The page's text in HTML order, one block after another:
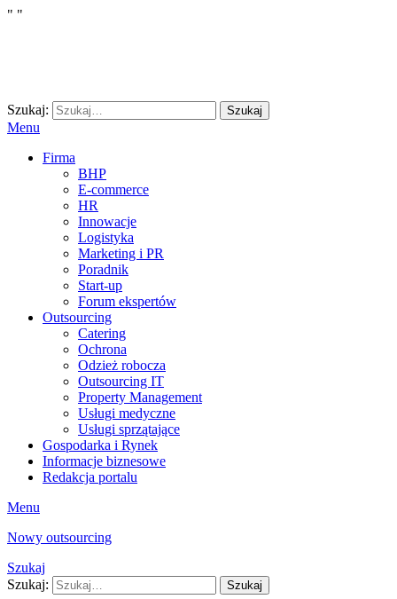
" "
Szukaj: Szukaj
Menu
Firma
BHP
E-commerce
HR
Innowacje
Logistyka
Marketing i PR
Poradnik
Start-up
Forum ekspertów
Outsourcing
Catering
Ochrona
Odzież robocza
Outsourcing IT
Property Management
Usługi medyczne
Usługi sprzątające
Gospodarka i Rynek
Informacje biznesowe
Redakcja portalu
Menu
Nowy outsourcing
Szukaj
Szukaj:
Szukaj